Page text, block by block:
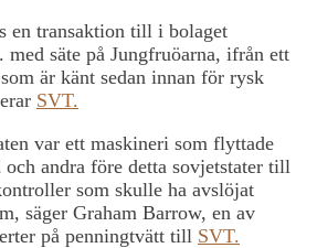
en transaktion till i bolaget
med säte på Jungfruöarna, ifrån ett
är känt sedan innan för rysk
SVT.
var ett maskineri som flyttade
och andra före detta sovjetstater till
som skulle ha avslöjat
säger Graham Barrow, en av
på penningtvätt till SVT.